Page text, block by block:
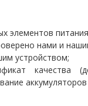
элементов
нами и
устройством;
качества